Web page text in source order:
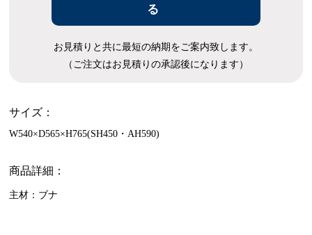
る
お見積りと共に最短の納期をご案内致します。
（ご注文はお見積りの承認後になります）
サイズ：
W540×D565×H765(SH450・AH590)
商品詳細：
主材：ブナ